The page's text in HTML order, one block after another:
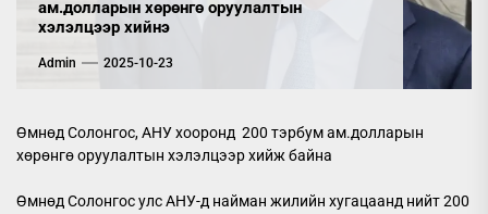
ам.долларын хөрөнгө оруулалтын
хэлэлцээр хийнэ
Admin 2025-10-23
Өмнөд Солонгос, АНУ хооронд 200 тэрбум ам.долларын
хөрөнгө оруулалтын хэлэлцээр хийж байна
Өмнөд Солонгос улс АНУ-д найман жилийн хугацаанд нийт 200